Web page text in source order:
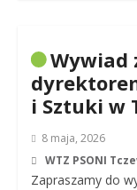
Wywiad
i Sztuki w
8 maja, 2026
WTZ PSONI
Zapraszamy do